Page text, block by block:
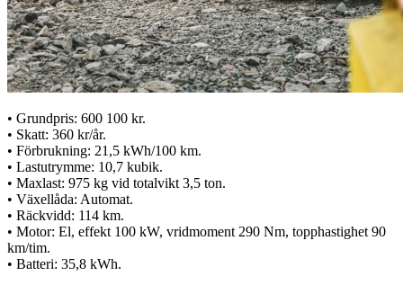
• Grundpris: 600 100 kr.
• Skatt: 360 kr/år.
• Förbrukning: 21,5 kWh/100 km.
• Lastutrymme: 10,7 kubik.
• Maxlast: 975 kg vid totalvikt 3,5 ton.
• Växellåda: Automat.
• Räckvidd: 114 km.
• Motor: El, effekt 100 kW, vridmoment 290 Nm, topphastighet 90
km/tim.
• Batteri: 35,8 kWh.